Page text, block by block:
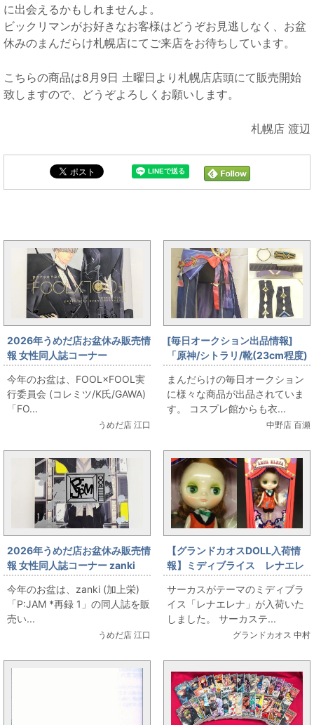
に出会えるかもしれませんよ。
ビックリマンがお好きなお客様はどうぞお見逃しなく、お盆
休みのまんだらけ札幌店にてご来店をお待ちしています。
こちらの商品は8月9日 土曜日より札幌店店頭にて販売開始
致しますので、どうぞよろしくお願いします。
札幌店 渡辺
2026年うめだ店お盆休み販売情
報 女性同人誌コーナー
FOOL×FOOL実行委員会 (コレ
ミツ/K氏/GAWA)
「FOOL×FOOL」をお出しま
す！
今年のお盆は、FOOL×FOOL実
行委員会 (コレミツ/K氏/GAWA)
「FO...
うめだ店 江口
[毎日オークション出品情報]
「原神/シトラリ/靴(23cm程度)
付き/女性用Sサイズ程度(日本サ
イズ)/コスプレ衣装」を出品し
ています
まんだらけの毎日オークション
に様々な商品が出品されていま
す。 コスプレ館からも衣...
中野店 百瀬
2026年うめだ店お盆休み販売情
報 女性同人誌コーナー zanki
(加上栄) 「P:JAM *再録 1」を
お出します！
今年のお盆は、zanki (加上栄)
「P:JAM *再録 1」の同人誌を販
売い...
うめだ店 江口
【グランドカオスDOLL入荷情
報】ミディブライス レナエレ
ナ
サーカスがテーマのミディブラ
イス「レナエレナ」が入荷いた
しました。 サーカステ...
グランドカオス 中村